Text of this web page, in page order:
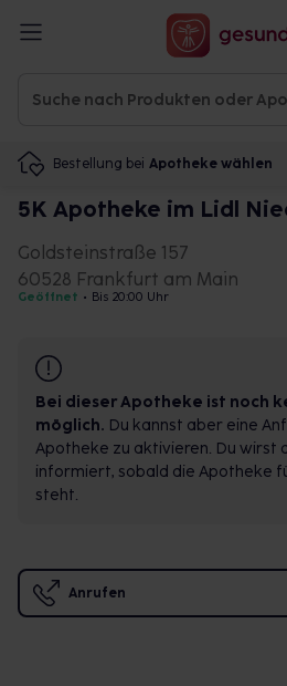
Bestellung bei Apotheke wählen
5K Apotheke im Lidl
Goldsteinstraße 157
60528 Frankfurt am Main
Geöffnet • Bis 20:00 Uhr
Bei dieser Apotheke ist noch
möglich. Du kannst aber eine
Apotheke zu aktivieren. Du wirst
informiert, sobald die Apotheke
steht.
Anrufen